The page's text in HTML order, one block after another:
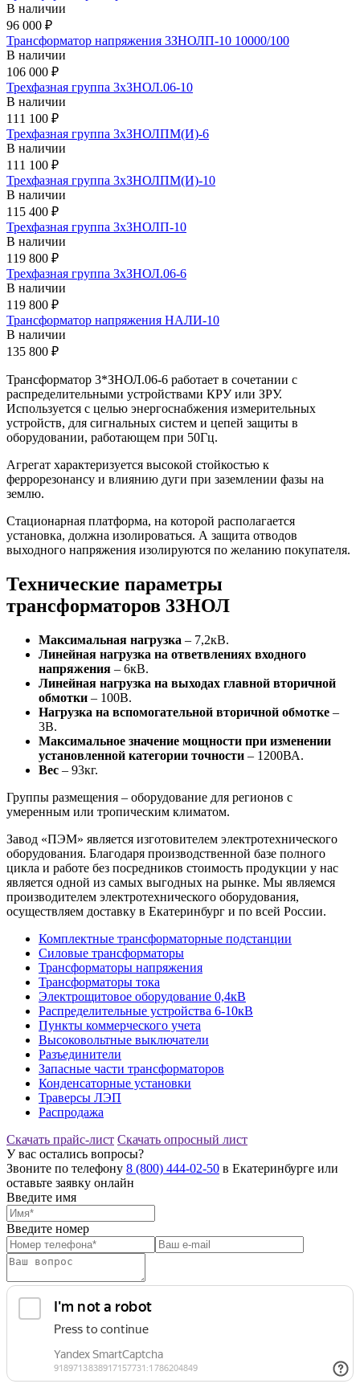
В наличии
96 000 ₽
Трансформатор напряжения 3ЗНОЛП-10 10000/100
В наличии
106 000 ₽
Трехфазная группа 3хЗНОЛ.06-10
В наличии
111 100 ₽
Трехфазная группа 3хЗНОЛПМ(И)-6
В наличии
111 100 ₽
Трехфазная группа 3хЗНОЛПМ(И)-10
В наличии
115 400 ₽
Трехфазная группа 3xЗНОЛП-10
В наличии
119 800 ₽
Трехфазная группа 3хЗНОЛ.06-6
В наличии
119 800 ₽
Трансформатор напряжения НАЛИ-10
В наличии
135 800 ₽
Трансформатор 3*ЗНОЛ.06-6 работает в сочетании с
распределительными устройствами КРУ или ЗРУ.
Используется с целью энергоснабжения измерительных
устройств, для сигнальных систем и цепей защиты в
оборудовании, работающем при 50Гц.
Агрегат характеризуется высокой стойкостью к
феррорезонансу и влиянию дуги при заземлении фазы на
землю.
Стационарная платформа, на которой располагается
установка, должна изолироваться. А защита отводов
выходного напряжения изолируются по желанию покупателя.
Технические параметры
трансформаторов 3ЗНОЛ
Максимальная нагрузка – 7,2кВ.
Линейная нагрузка на ответвлениях входного
напряжения – 6кВ.
Линейная нагрузка на выходах главной вторичной
обмотки – 100В.
Нагрузка на вспомогательной вторичной обмотке –
3В.
Максимальное значение мощности при изменении
установленной категории точности – 1200ВА.
Вес – 93кг.
Группы размещения – оборудование для регионов с
умеренным или тропическим климатом.
Завод «ПЭМ» является изготовителем электротехнического
оборудования. Благодаря производственной базе полного
цикла и работе без посредников стоимость продукции у нас
является одной из самых выгодных на рынке. Мы являемся
производителем электротехнического оборудования,
осуществляем доставку в Екатеринбург и по всей России.
Комплектные трансформаторные подстанции
Силовые трансформаторы
Трансформаторы напряжения
Трансформаторы тока
Электрощитовое оборудование 0,4кВ
Распределительные устройства 6-10кВ
Пункты коммерческого учета
Высоковольтные выключатели
Разъединители
Запасные части трансформаторов
Конденсаторные установки
Траверсы ЛЭП
Распродажа
Скачать прайс-лист Скачать опросный лист
У вас остались вопросы?
Звоните по телефону 8 (800) 444-02-50 в Екатеринбурге или
оставьте заявку онлайн
Введите имя
Введите номер